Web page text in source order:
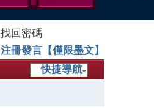
找回密碼
注冊發言【僅限墨文】
快捷導航